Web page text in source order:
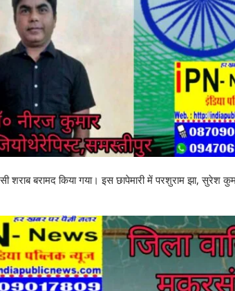
शराब बरामद किया गया। इस छापेमारी में परशुराम झा, सुरेश